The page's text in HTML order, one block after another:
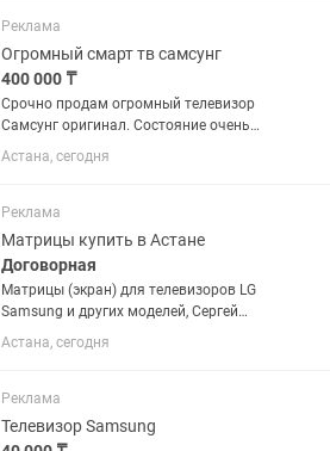
современными функциями, такими
как...
Реклама
Огромный смарт тв самсунг
400 000 ₸
Срочно продам огромный телевизор
Самсунг оригинал. Состояние очень
хорошее, с год гарантией с момента
покупки. Полноценный современный
Астана, сегодня
Реклама
Матрицы купить в Астане
Договорная
Матрицы (экран) для телевизоров LG
Samsung и других моделей, Сергей
Николаевич. Звоните ответим на все
ваши вопросы.
Астана, сегодня
Реклама
Телевизор Samsung